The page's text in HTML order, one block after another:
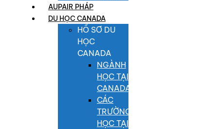
AUPAIR PHÁP
DU HỌC CANADA
HỒ SƠ DU
HỌC
CANADA
NGÀNH
HỌC TẠI
CANADA
CÁC
TRƯỜNG
HỌC TẠI